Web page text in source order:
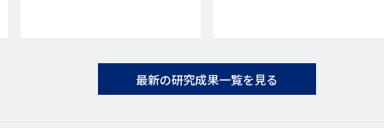
最新の研究成果一覧を見る